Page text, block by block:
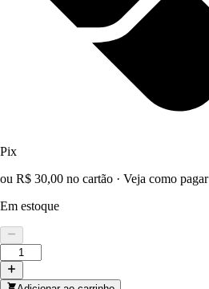
Pix
ou R$ 30,00 no cartão · Veja como pagar
Em estoque